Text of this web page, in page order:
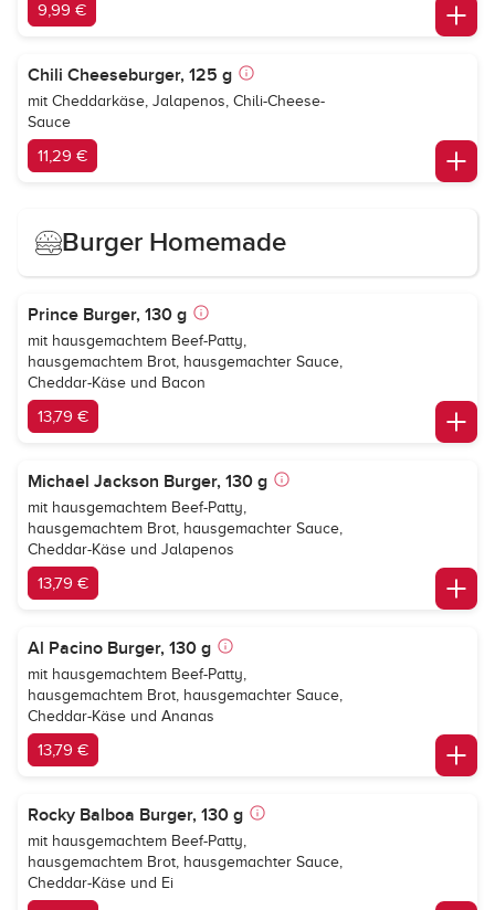
9,99 €
Chili Cheeseburger, 125 g
mit Cheddarkäse, Jalapenos, Chili-Cheese-
Sauce
11,29 €
Burger Homemade
Prince Burger, 130 g
mit hausgemachtem Beef-Patty,
hausgemachtem Brot, hausgemachter Sauce,
Cheddar-Käse und Bacon
13,79 €
Michael Jackson Burger, 130 g
mit hausgemachtem Beef-Patty,
hausgemachtem Brot, hausgemachter Sauce,
Cheddar-Käse und Jalapenos
13,79 €
Al Pacino Burger, 130 g
mit hausgemachtem Beef-Patty,
hausgemachtem Brot, hausgemachter Sauce,
Cheddar-Käse und Ananas
13,79 €
Rocky Balboa Burger, 130 g
mit hausgemachtem Beef-Patty,
hausgemachtem Brot, hausgemachter Sauce,
Cheddar-Käse und Ei